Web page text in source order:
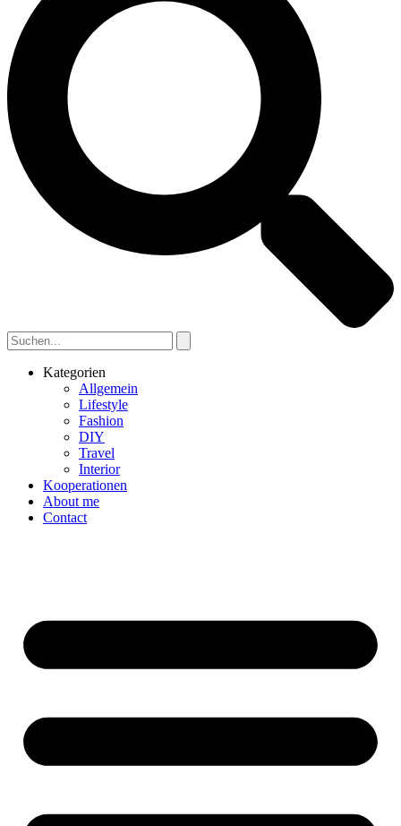
Kategorien
Allgemein
Lifestyle
Fashion
DIY
Travel
Interior
Kooperationen
About me
Contact